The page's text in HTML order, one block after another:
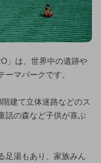
」は、世界中の遺跡や
マパークです。
建て立体迷路などのス
話の森など子供が喜ぶ
足湯もあり、家族みん